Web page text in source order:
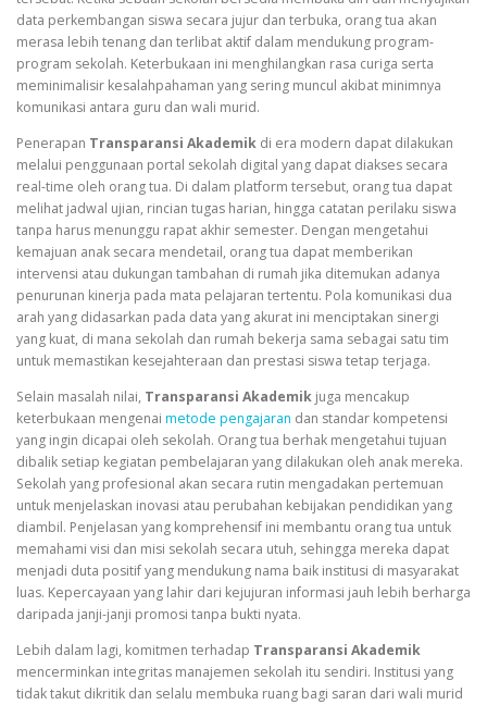
data perkembangan siswa secara jujur ​​dan terbuka, orang tua akan
merasa lebih tenang dan terlibat aktif dalam mendukung program-
program sekolah. Keterbukaan ini menghilangkan rasa curiga serta
meminimalisir kesalahpahaman yang sering muncul akibat minimnya
komunikasi antara guru dan wali murid.
Penerapan Transparansi Akademik di era modern dapat dilakukan
melalui penggunaan portal sekolah digital yang dapat diakses secara
real-time oleh orang tua. Di dalam platform tersebut, orang tua dapat
melihat jadwal ujian, rincian tugas harian, hingga catatan perilaku siswa
tanpa harus menunggu rapat akhir semester. Dengan mengetahui
kemajuan anak secara mendetail, orang tua dapat memberikan
intervensi atau dukungan tambahan di rumah jika ditemukan adanya
penurunan kinerja pada mata pelajaran tertentu. Pola komunikasi dua
arah yang didasarkan pada data yang akurat ini menciptakan sinergi
yang kuat, di mana sekolah dan rumah bekerja sama sebagai satu tim
untuk memastikan kesejahteraan dan prestasi siswa tetap terjaga.
Selain masalah nilai, Transparansi Akademik juga mencakup
keterbukaan mengenai metode pengajaran dan standar kompetensi
yang ingin dicapai oleh sekolah. Orang tua berhak mengetahui tujuan
dibalik setiap kegiatan pembelajaran yang dilakukan oleh anak mereka.
Sekolah yang profesional akan secara rutin mengadakan pertemuan
untuk menjelaskan inovasi atau perubahan kebijakan pendidikan yang
diambil. Penjelasan yang komprehensif ini membantu orang tua untuk
memahami visi dan misi sekolah secara utuh, sehingga mereka dapat
menjadi duta positif yang mendukung nama baik institusi di masyarakat
luas. Kepercayaan yang lahir dari kejujuran informasi jauh lebih berharga
daripada janji-janji promosi tanpa bukti nyata.
Lebih dalam lagi, komitmen terhadap Transparansi Akademik
mencerminkan integritas manajemen sekolah itu sendiri. Institusi yang
tidak takut dikritik dan selalu membuka ruang bagi saran dari wali murid